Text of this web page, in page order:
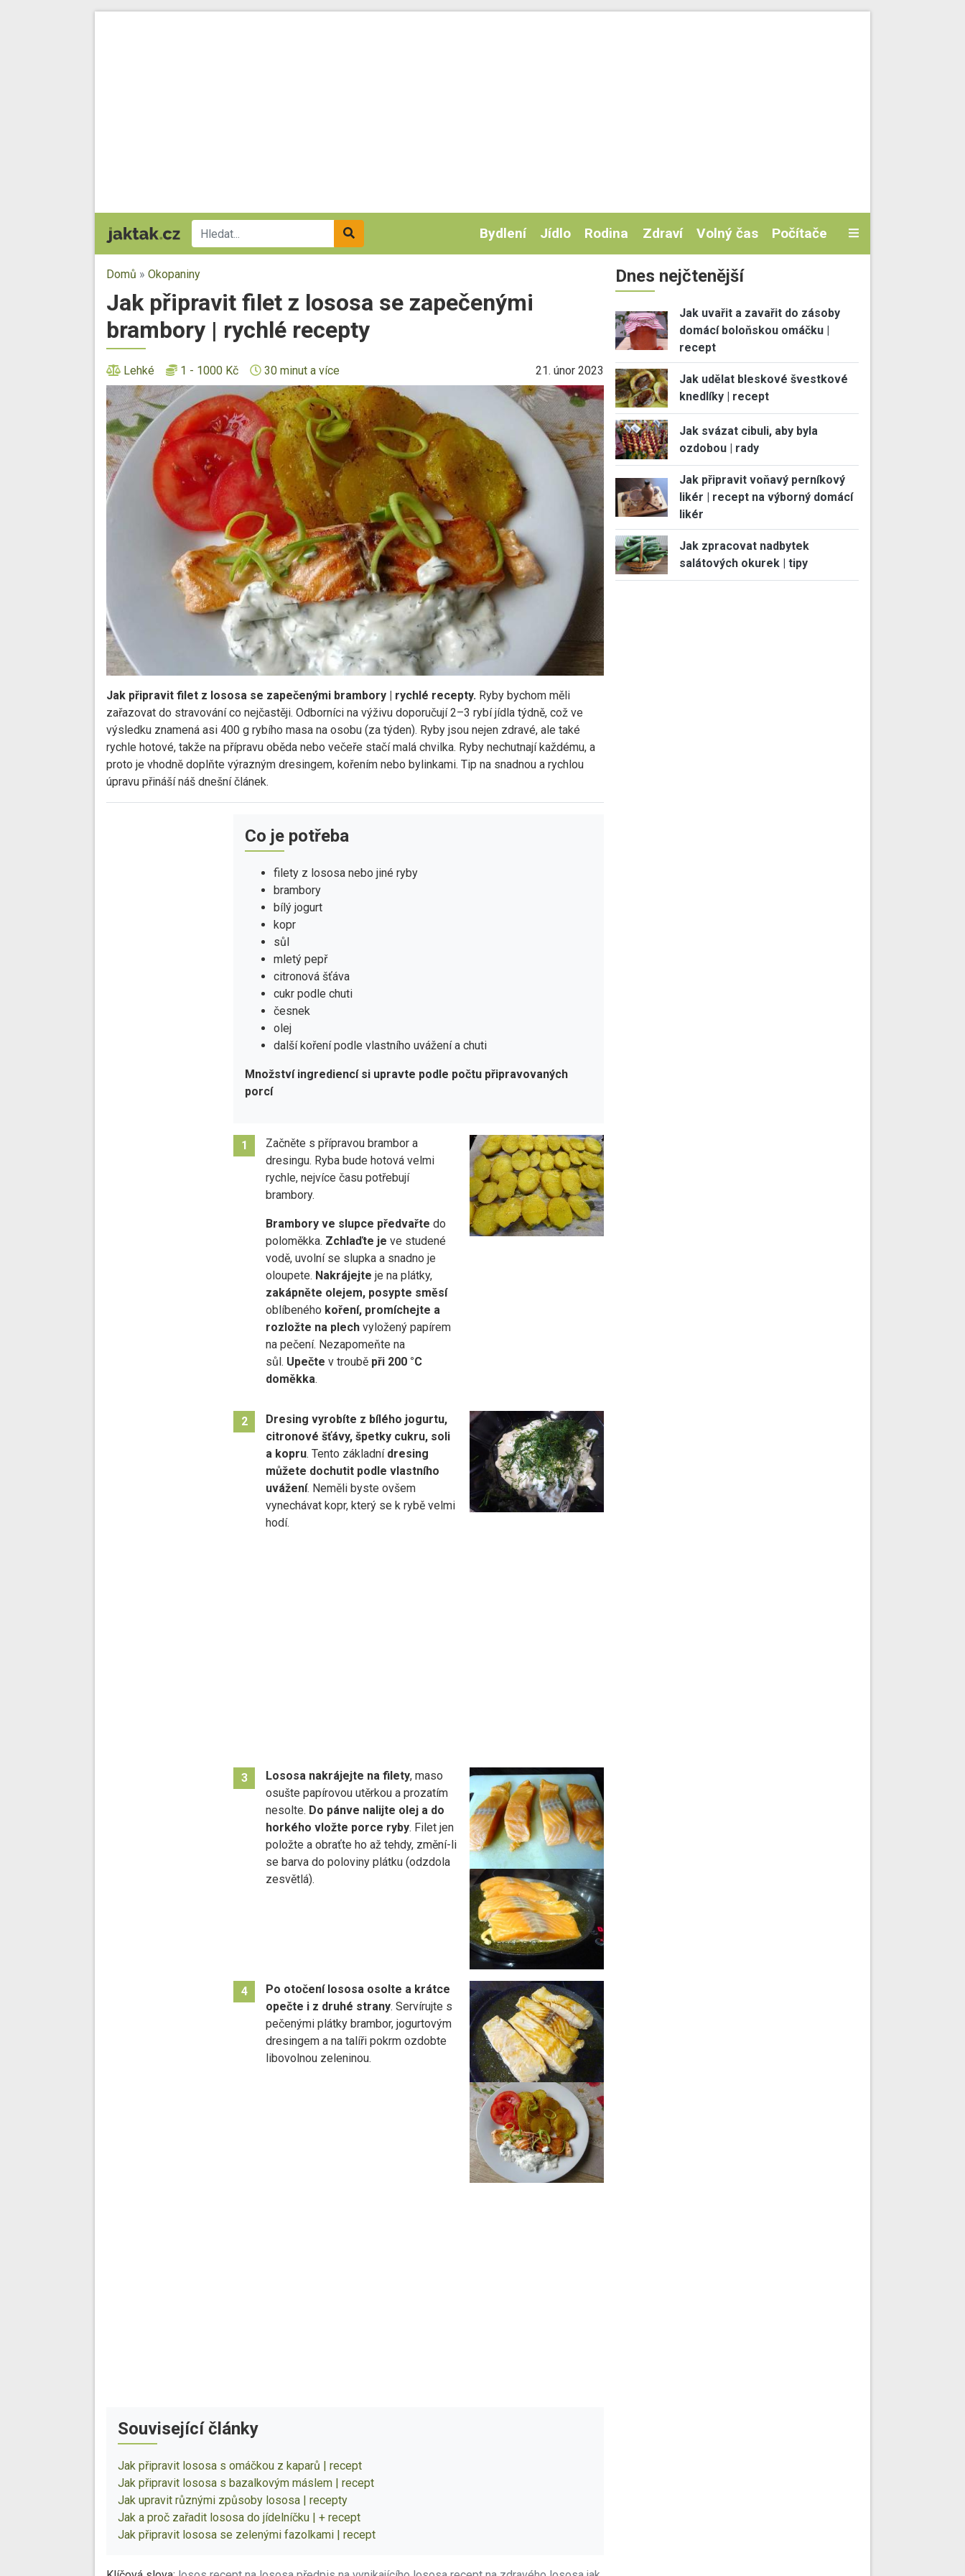
Bydlení Jídlo Rodina Zdraví Volný čas Počítače
Domů » Okopaniny
Jak připravit filet z lososa se zapečenými
brambory | rychlé recepty
Lehké 1 - 1000 Kč 30 minut a více 21. únor 2023
Jak připravit filet z lososa se zapečenými brambory | rychlé recepty. Ryby bychom měli
zařazovat do stravování co nejčastěji. Odborníci na výživu doporučují 2–3 rybí jídla týdně, což ve
výsledku znamená asi 400 g rybího masa na osobu (za týden). Ryby jsou nejen zdravé, ale také
rychle hotové, takže na přípravu oběda nebo večeře stačí malá chvilka. Ryby nechutnají každému, a
proto je vhodně doplňte výrazným dresingem, kořením nebo bylinkami. Tip na snadnou a rychlou
úpravu přináší náš dnešní článek.
Co je potřeba
filety z lososa nebo jiné ryby
brambory
bílý jogurt
kopr
sůl
mletý pepř
citronová šťáva
cukr podle chuti
česnek
olej
další koření podle vlastního uvážení a chuti
Množství ingrediencí si upravte podle počtu připravovaných
porcí
1
Začněte s přípravou brambor a
dresingu. Ryba bude hotová velmi
rychle, nejvíce času potřebují
brambory.
Brambory ve slupce předvařte do
poloměkka. Zchlaďte je ve studené
vodě, uvolní se slupka a snadno je
oloupete. Nakrájejte je na plátky,
zakápněte olejem, posypte směsí
oblíbeného koření, promíchejte a
rozložte na plechvyložený papírem
na pečení. Nezapomeňte na
sůl. Upečte v troubě při 200 °C
doměkka.
2
Dresing vyrobíte z bílého jogurtu,
citronové šťávy, špetky cukru, soli
a kopru. Tento základní dresing
můžete dochutit podle vlastního
uvážení. Neměli byste ovšem
vynechávat kopr, který se k rybě velmi
hodí.
3 Lososa nakrájejte na filety, maso
osušte papírovou utěrkou a prozatím
nesolte. Do pánve nalijte olej a do
horkého vložte porce ryby. Filet jen
položte a obraťte ho až tehdy, změní-li
se barva do poloviny plátku (odzdola
zesvětlá).
4
Po otočení lososa osolte a krátce
opečte i z druhé strany. Servírujte s
pečenými plátky brambor, jogurtovým
dresingem a na talíři pokrm ozdobte
libovolnou zeleninou.
Související články
Jak připravit lososa s omáčkou z kaparů | recept
Jak připravit lososa s bazalkovým máslem | recept
Jak upravit různými způsoby lososa | recepty
Jak a proč zařadit lososa do jídelníčku | + recept
Jak připravit lososa se zelenými fazolkami | recept
Dnes nejčtenější
Jak uvařit a zavařit do zásoby
domácí boloňskou omáčku |
recept
Jak udělat bleskové švestkové
knedlíky | recept
Jak svázat cibuli, aby byla
ozdobou | rady
Jak připravit voňavý perníkový
likér | recept na výborný domácí
likér
Jak zpracovat nadbytek
salátových okurek | tipy